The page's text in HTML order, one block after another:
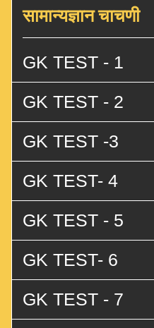
सामान्यज्ञान चाचणी
GK TEST - 1
GK TEST - 2
GK TEST -3
GK TEST- 4
GK TEST - 5
GK TEST- 6
GK TEST - 7